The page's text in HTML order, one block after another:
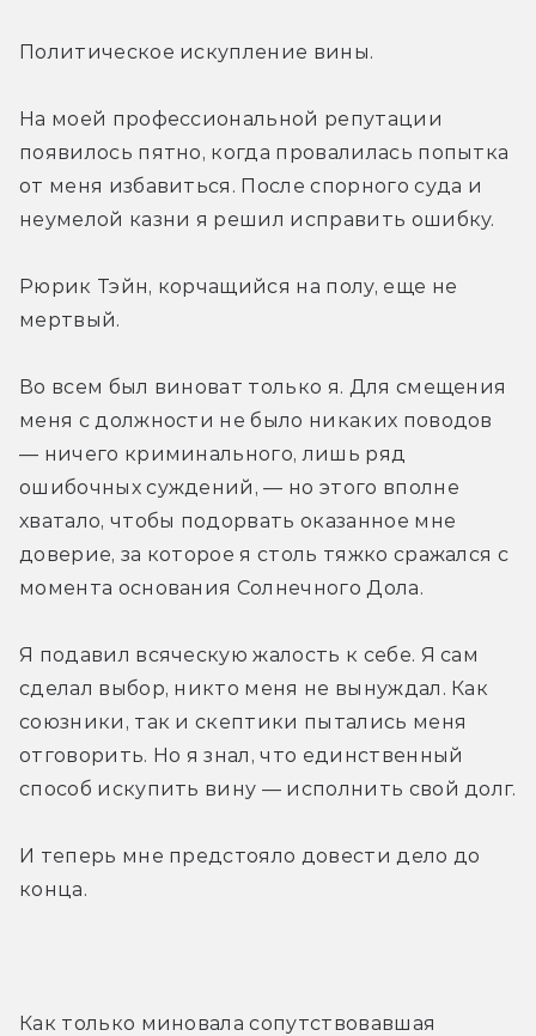
Политическое искупление вины.
На моей профессиональной репутации
появилось пятно, когда провалилась попытка
от меня избавиться. После спорного суда и
неумелой казни я решил исправить ошибку.
Рюрик Тэйн, корчащийся на полу, еще не
мертвый.
Во всем был виноват только я. Для смещения
меня с должности не было никаких поводов
— ничего криминального, лишь ряд
ошибочных суждений, — но этого вполне
хватало, чтобы подорвать оказанное мне
доверие, за которое я столь тяжко сражался с
момента основания Солнечного Дола.
Я подавил всяческую жалость к себе. Я сам
сделал выбор, никто меня не вынуждал. Как
союзники, так и скептики пытались меня
отговорить. Но я знал, что единственный
способ искупить вину — исполнить свой долг.
И теперь мне предстояло довести дело до
конца.
Как только миновала сопутствовавшая